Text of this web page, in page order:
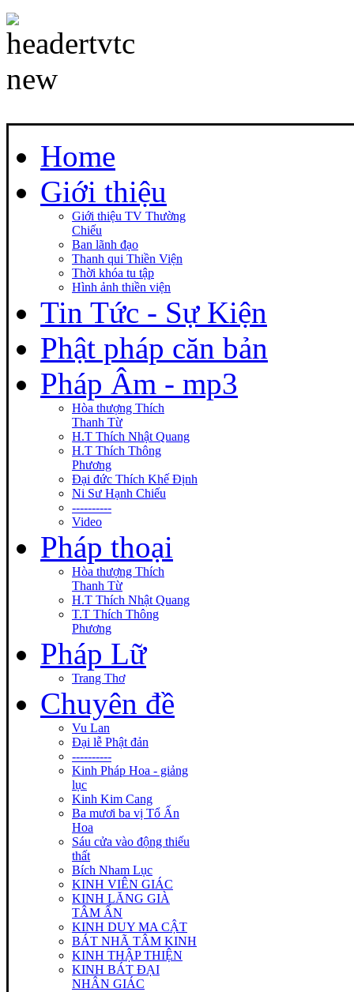
Home
Giới thiệu
Giới thiệu TV Thường
Chiếu
Ban lãnh đạo
Thanh qui Thiền Viện
Thời khóa tu tập
Hình ảnh thiền viện
Tin Tức - Sự Kiện
Phật pháp căn bản
Pháp Âm - mp3
Hòa thượng Thích
Thanh Từ
H.T Thích Nhật Quang
H.T Thích Thông
Phương
Đại đức Thích Khế Định
Ni Sư Hạnh Chiếu
----------
Video
Pháp thoại
Hòa thượng Thích
Thanh Từ
H.T Thích Nhật Quang
T.T Thích Thông
Phương
Pháp Lữ
Trang Thơ
Chuyên đề
Vu Lan
Đại lễ Phật đản
----------
Kinh Pháp Hoa - giảng
lục
Kinh Kim Cang
Ba mươi ba vị Tổ Ấn
Hoa
Sáu cửa vào động thiếu
thất
Bích Nham Lục
KINH VIÊN GIÁC
KINH LĂNG GIÀ
TÂM ẤN
KINH DUY MA CẬT
BÁT NHÃ TÂM KINH
KINH THẬP THIỆN
KINH BÁT ĐẠI
NHÂN GIÁC